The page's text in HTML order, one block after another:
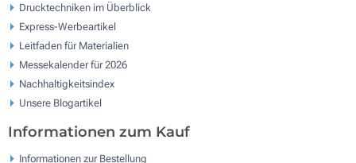
Drucktechniken im Überblick
Express-Werbeartikel
Leitfaden für Materialien
Messekalender für 2026
Nachhaltigkeitsindex
Unsere Blogartikel
Informationen zum Kauf
Informationen zur Bestellung